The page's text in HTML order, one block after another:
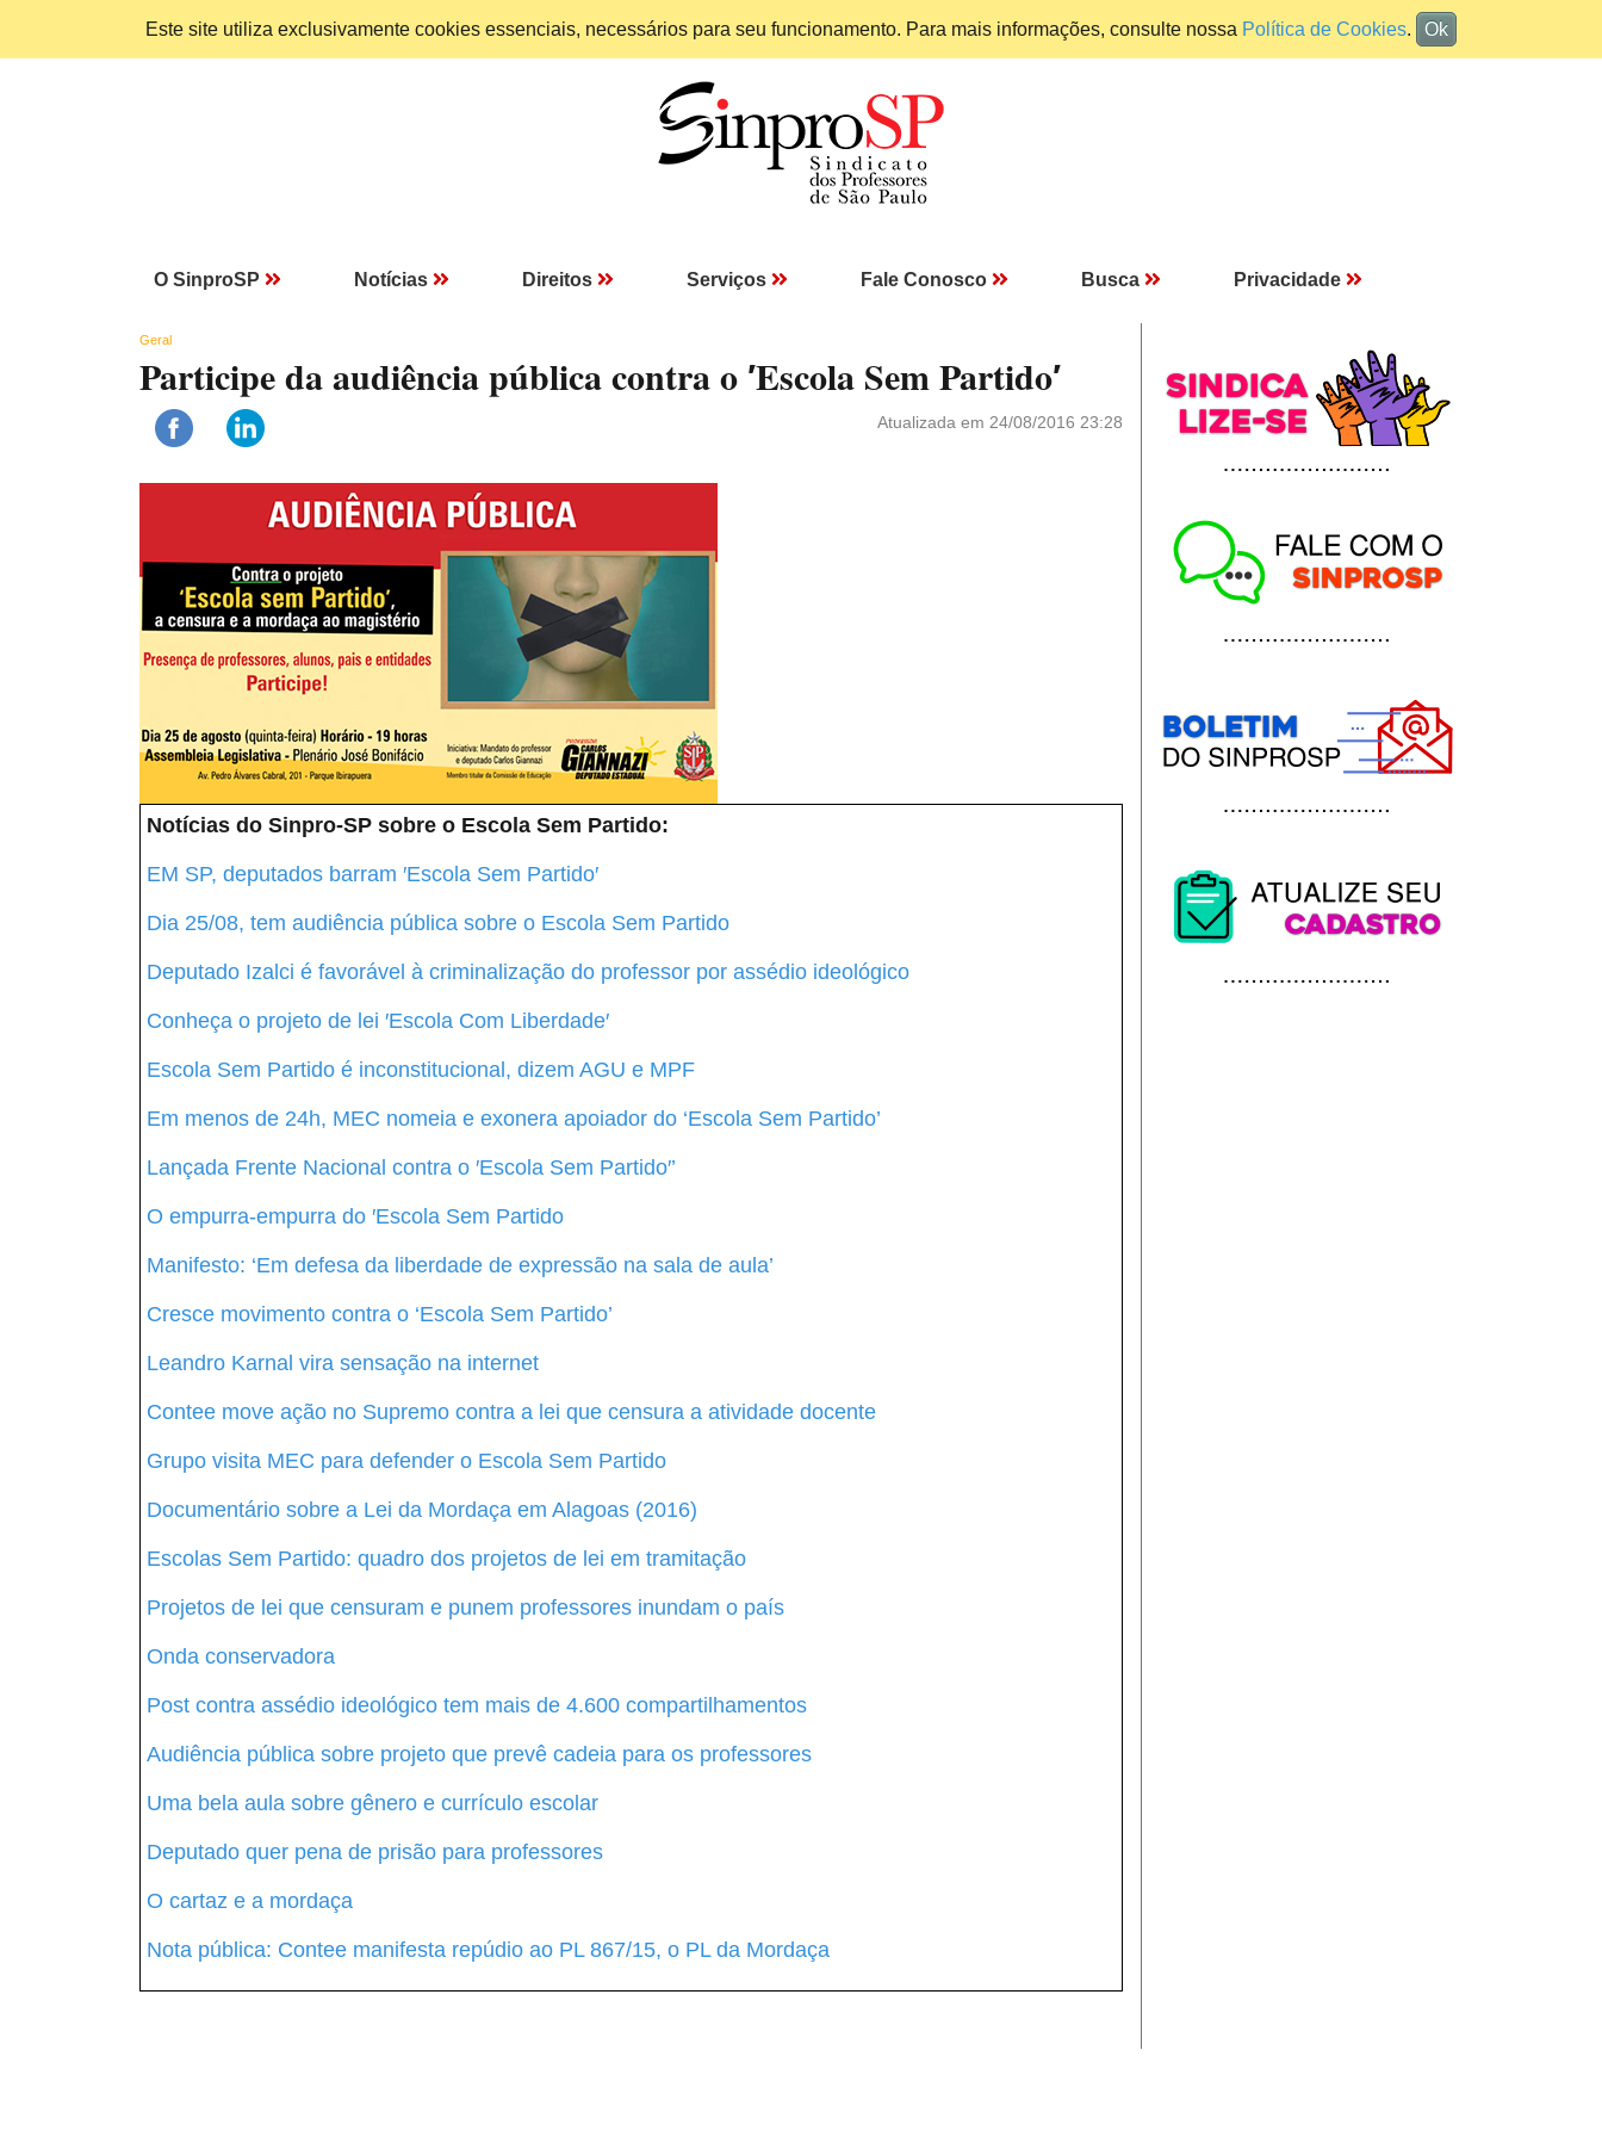
Este site utiliza exclusivamente cookies essenciais, necessários para seu funcionamento. Para mais informações, consulte nossa Política de Cookies. Ok
O SinproSP Notícias Direitos Serviços Fale Conosco Busca Privacidade
Geral
Participe da audiência pública contra o ′Escola Sem Partido′
Atualizada em 24/08/2016 23:28
Notícias do Sinpro-SP sobre o Escola Sem Partido:
EM SP, deputados barram ′Escola Sem Partido′
Dia 25/08, tem audiência pública sobre o Escola Sem Partido
Deputado Izalci é favorável à criminalização do professor por assédio ideológico
Conheça o projeto de lei ′Escola Com Liberdade′
Escola Sem Partido é inconstitucional, dizem AGU e MPF
Em menos de 24h, MEC nomeia e exonera apoiador do ‘Escola Sem Partido’
Lançada Frente Nacional contra o ′Escola Sem Partido′’
O empurra-empurra do ′Escola Sem Partido
Manifesto: ‘Em defesa da liberdade de expressão na sala de aula’
Cresce movimento contra o ‘Escola Sem Partido’
Leandro Karnal vira sensação na internet
Contee move ação no Supremo contra a lei que censura a atividade docente
Grupo visita MEC para defender o Escola Sem Partido
Documentário sobre a Lei da Mordaça em Alagoas (2016)
Escolas Sem Partido: quadro dos projetos de lei em tramitação
Projetos de lei que censuram e punem professores inundam o país
Onda conservadora
Post contra assédio ideológico tem mais de 4.600 compartilhamentos
Audiência pública sobre projeto que prevê cadeia para os professores
Uma bela aula sobre gênero e currículo escolar
Deputado quer pena de prisão para professores
O cartaz e a mordaça
Nota pública: Contee manifesta repúdio ao PL 867/15, o PL da Mordaça